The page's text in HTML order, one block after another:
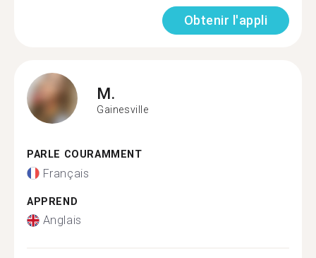
Obtenir l'appli
M.
Gainesville
PARLE COURAMMENT
Français
APPREND
Anglais